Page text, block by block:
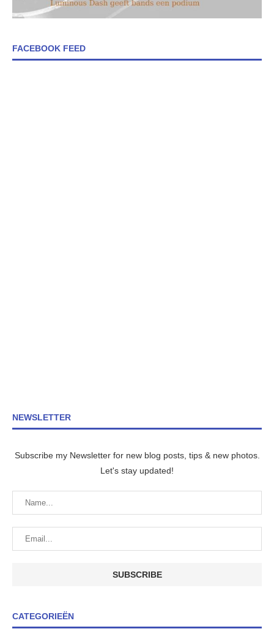
FACEBOOK FEED
NEWSLETTER
Subscribe my Newsletter for new blog posts, tips & new photos.
Let's stay updated!
CATEGORIEËN